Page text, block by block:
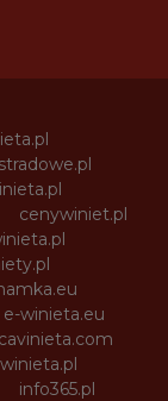
cenywiniet.pl
e-winieta.eu
info365.pl